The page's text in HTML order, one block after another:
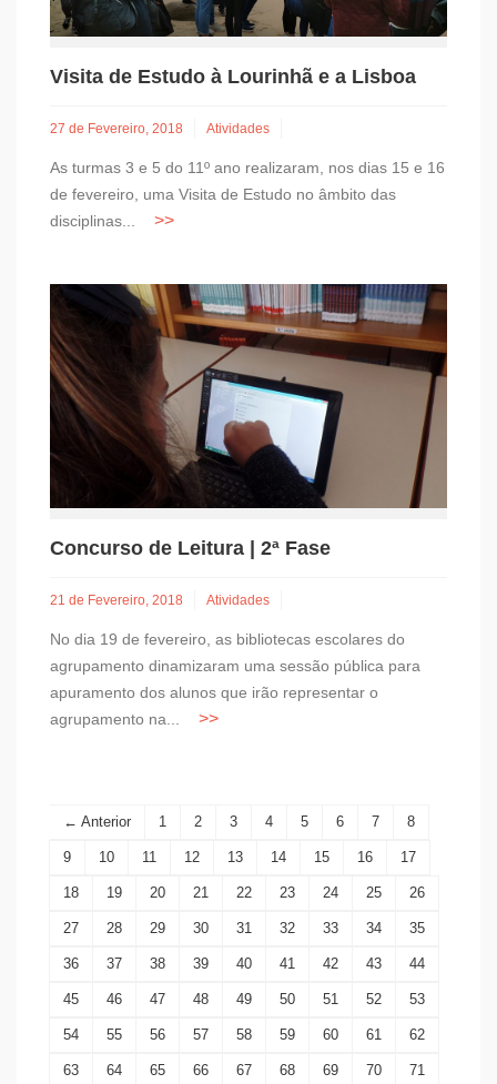
Visita de Estudo à Lourinhã e a Lisboa
27 de Fevereiro, 2018 Atividades
As turmas 3 e 5 do 11º ano realizaram, nos dias 15 e 16
de fevereiro, uma Visita de Estudo no âmbito das
disciplinas...
Concurso de Leitura | 2ª Fase
21 de Fevereiro, 2018 Atividades
No dia 19 de fevereiro, as bibliotecas escolares do
agrupamento dinamizaram uma sessão pública para
apuramento dos alunos que irão representar o
agrupamento na...
← Anterior 1 2 3 4 5 6 7 8
9 10 11 12 13 14 15 16 17
18 19 20 21 22 23 24 25 26
27 28 29 30 31 32 33 34 35
36 37 38 39 40 41 42 43 44
45 46 47 48 49 50 51 52 53
54 55 56 57 58 59 60 61 62
63 64 65 66 67 68 69 70 71